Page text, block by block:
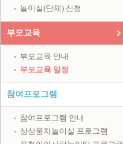
놀이실(단체) 신청
부모교육
부모교육 안내
부모교육 일정
참여프로그램
참여프로그램 안내
상상뭉치놀이실 프로그램